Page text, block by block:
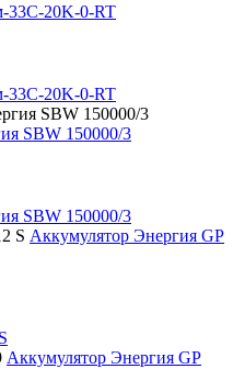
33C-20K-0-RT
33C-20K-0-RT
SBW 150000/3
SBW 150000/3
Аккумулятор Энергия GP
Аккумулятор Энергия GP